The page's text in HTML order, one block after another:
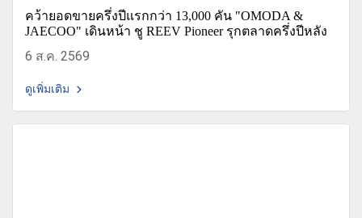
คว้ายอดขายครึ่งปีแรกกว่า 13,000 คัน "OMODA &
JAECOO" เดินหน้า ชู REEV Pioneer รุกตลาดครึ่งปีหลัง
6 ส.ค. 2569
ดูเพิ่มเติม